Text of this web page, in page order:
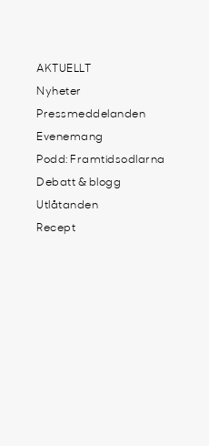
AKTUELLT
Nyheter
Pressmeddelanden
Evenemang
Podd: Framtidsodlarna
Debatt & blogg
Utlåtanden
Recept